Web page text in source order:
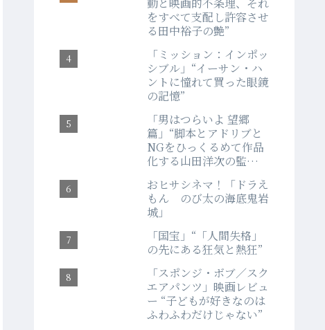
をすべて支配し許容させ
る田中裕子の艶”
「ミッション：インポッ
シブル」“イーサン・ハ
ントに憧れて買った眼鏡
の記憶”
「男はつらいよ 望郷
篇」“脚本とアドリブと
NGをひっくるめて作品
化する山田洋次の監督
おヒサシネマ！「ドラえ
もん のび太の海底鬼岩
城」
「国宝」“「人間失格」
の先にある狂気と熱狂”
「スポンジ・ボブ／スク
エアパンツ」映画レビュ
ー “子どもが好きなのは
ふわふわだけじゃない”